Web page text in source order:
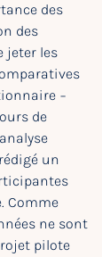
des
des
jeter les
−
de
un
Comme
ne sont
pilote